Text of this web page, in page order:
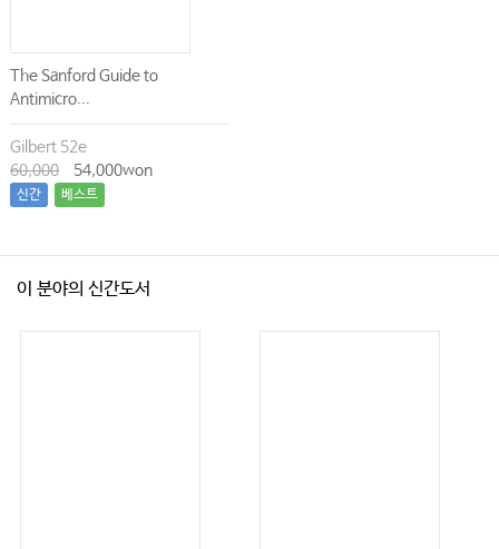
The Sanford Guide to
Antimicro...
Gilbert 52e
60,000
54,000won
신간 베스트
이 분야의 신간도서